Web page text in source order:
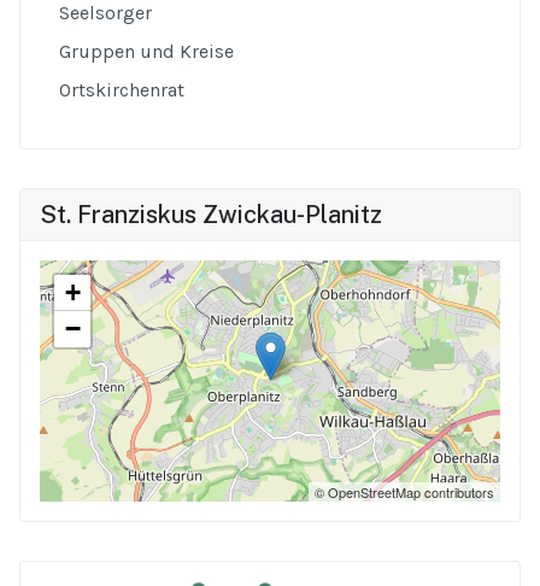
Seelsorger
Gruppen und Kreise
Ortskirchenrat
St. Franziskus Zwickau-Planitz
+
−
© OpenStreetMap contributors